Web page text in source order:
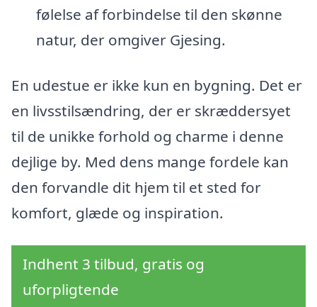
følelse af forbindelse til den skønne
natur, der omgiver Gjesing.
En udestue er ikke kun en bygning. Det er
en livsstilsændring, der er skræddersyet
til de unikke forhold og charme i denne
dejlige by. Med dens mange fordele kan
den forvandle dit hjem til et sted for
komfort, glæde og inspiration.
Indhent 3 tilbud, gratis og
uforpligtende